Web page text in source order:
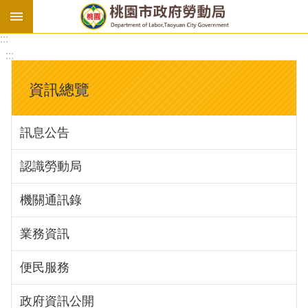
基
法
勞
資
會
庇
護
工
場
進
:::
:::
資訊總覽
訊息公告
認識勞動局
機關通訊錄
業務資訊
便民服務
政府資訊公開